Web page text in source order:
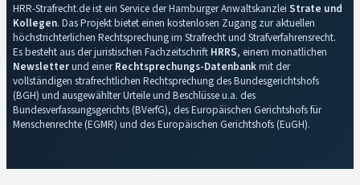
HRR-Strafrecht.de ist ein Service der Hamburger Anwaltskanzlei Strate und
Kollegen. Das Projekt bietet einen kostenlosen Zugang zur aktuellen
höchstrichterlichen Rechtsprechung im Strafrecht und Strafverfahrensrecht.
Es besteht aus der juristischen Fachzeitschrift HRRS, einem monatlichen
Newsletterund einerRechtsprechungs-Datenbankmit der
vollständigen strafrechtlichen Rechtsprechung des Bundesgerichtshofs
(BGH) und ausgewählter Urteile und Beschlüsse u.a. des
Bundesverfassungsgerichts (BVerfG), des Europäischen Gerichtshofs für
Menschenrechte (EGMR) und des Europäischen Gerichtshofs (EuGH).
Impressum·Datenschutz